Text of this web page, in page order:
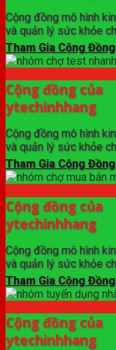
Cộng đồng mô hình
và quản lý sức khỏe
Tham Gia Cộng Đồng
Cộng đồng của
ytechinhhang
Cộng đồng mô hình
và quản lý sức khỏe
Tham Gia Cộng Đồng
Cộng đồng của
ytechinhhang
Cộng đồng mô hình
và quản lý sức khỏe
Tham Gia Cộng Đồng
Cộng đồng của
ytechinhhang